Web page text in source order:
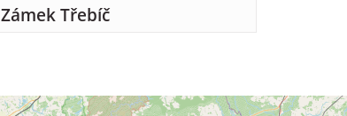
Zámek Třebíč